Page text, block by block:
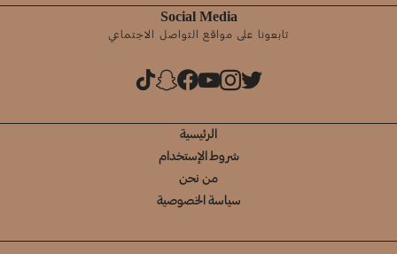
Social Media
تابعونا على مواقع التواصل الاجتماعي
الرئيسية
شروط الإستخدام
من نحن
سياسة الخصوصية